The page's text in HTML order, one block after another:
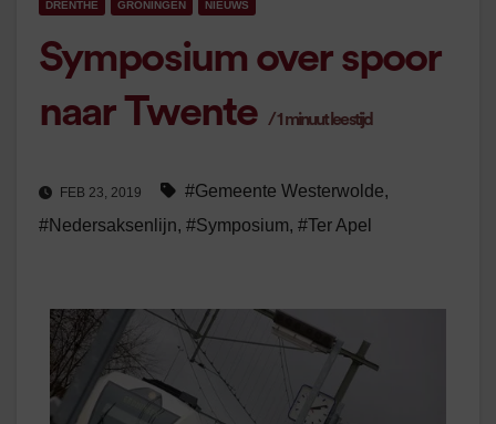
DRENTHE GRONINGEN NIEUWS
Symposium over spoor
naar Twente
/1 minuut leestijd
FEB 23, 2019 #Gemeente Westerwolde,
#Nedersaksenlijn, #Symposium, #Ter Apel